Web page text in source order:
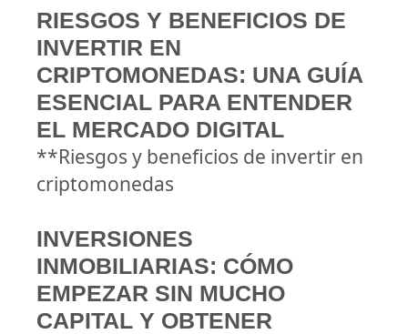
RIESGOS Y BENEFICIOS DE
INVERTIR EN
CRIPTOMONEDAS: UNA GUÍA
ESENCIAL PARA ENTENDER
EL MERCADO DIGITAL
**Riesgos y beneficios de invertir en
criptomonedas
INVERSIONES
INMOBILIARIAS: CÓMO
EMPEZAR SIN MUCHO
CAPITAL Y OBTENER